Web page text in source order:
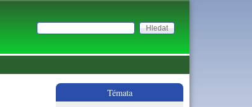
Vyhledávání
Hledat
Témata